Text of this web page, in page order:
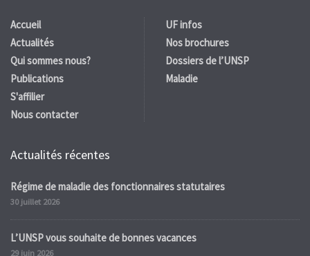
Accueil
Actualités
Qui sommes nous?
Publications
S'affilier
Nous contacter
UF infos
Nos brochures
Dossiers de l’UNSP
Maladie
Actualités récentes
Régime de maladie des fonctionnaires statutaires
30 juillet 2026
L’UNSP vous souhaite de bonnes vacances
29 juin 2026